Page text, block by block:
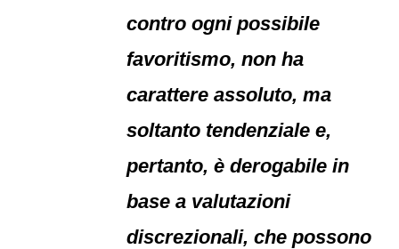
contro ogni possibile
favoritismo, non ha
carattere assoluto, ma
soltanto tendenziale e,
pertanto, è derogabile in
base a valutazioni
discrezionali, che possono